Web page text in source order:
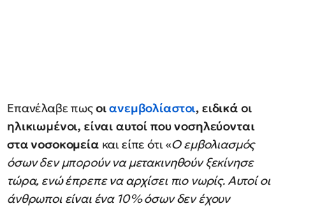
Επανέλαβε πωςοιανεμβολίαστοι, ειδικά οι
ηλικιωμένοι, είναι αυτοί που νοσηλεύονται
στα νοσοκομεία και είπε ότι «Ο εμβολιασμός
όσων δεν μπορούν να μετακινηθούν ξεκίνησε
τώρα, ενώ έπρεπε να αρχίσει πιο νωρίς. Αυτοί οι
άνθρωποι είναι ένα 10% όσων δεν έχουν